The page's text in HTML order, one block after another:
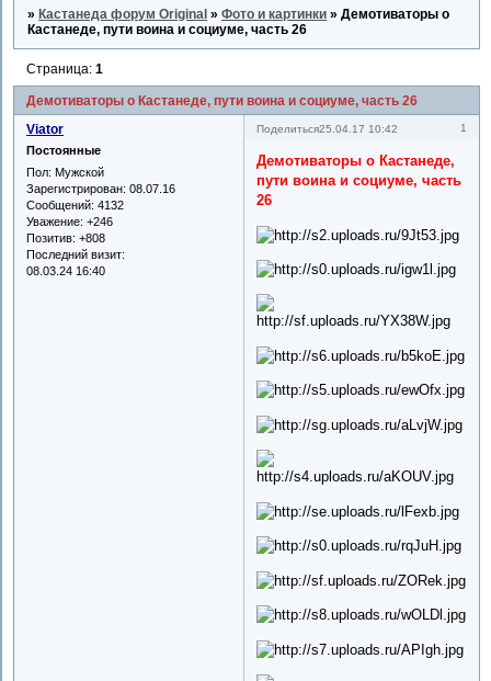
» Кастанеда форум Original »Фото и картинки »Демотиваторы о
Кастанеде, пути воина и социуме, часть 26
Демотиваторы о Кастанеде, пути воина и социуме, часть 26
Страница:1
Поделиться 1
25.04.17 10:42
Viator
Постоянные
Пол: Мужской
Зарегистрирован: 08.07.16
Сообщений: 4132
Уважение: +246
Позитив: +808
Последний визит:
08.03.24 16:40
Демотиваторы о Кастанеде,
пути воина и социуме, часть
26